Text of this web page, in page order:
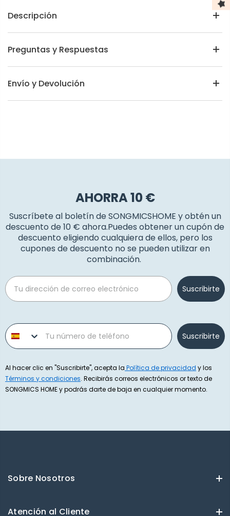
Descripción
Preguntas y Respuestas
Envío y Devolución
AHORRA 10 €
Suscríbete al boletín de SONGMICSHOME y obtén un
descuento de 10 € ahora.Puedes obtener un cupón de
descuento eligiendo cualquiera de ellos, pero los
cupones de descuento no se pueden utilizar en
combinación.
Email
Suscribirte
Phone number
Suscribirte
Al hacer clic en "Suscribirte", acepta la Política de privacidad y los
Términos y condiciones. Recibirás correos electrónicos or texto de
SONGMICS HOME y podrás darte de baja en cualquier momento.
Sobre Nosotros
Atención al Cliente